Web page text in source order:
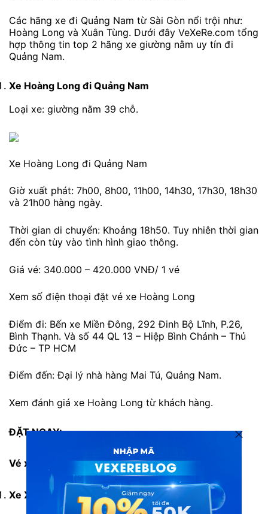
Các hãng xe đi Quảng Nam từ Sài Gòn nổi trội như:
Hoàng Long và Xuân Tùng. Dưới đây VeXeRe.com tổng
hợp thông tin top 2 hãng xe giường nằm uy tín đi
Quảng Nam.
Xe Hoàng Long đi Quảng Nam
Loại xe: giường nằm 39 chỗ.
Xe Hoàng Long đi Quảng Nam
Giờ xuất phát: 7h00, 8h00, 11h00, 14h30, 17h30, 18h30
và 21h00 hàng ngày.
Thời gian di chuyển: Khoảng 18h50. Tuy nhiên thời gian
đến còn tùy vào tình hình giao thông.
Giá vé: 340.000 – 420.000 VNĐ/ 1 vé
Xem số điện thoại đặt vé xe Hoàng Long
Điểm đi: Bến xe Miền Đông, 292 Đinh Bộ Lĩnh, P.26,
Bình Thạnh. Và số 44 QL 13 – Hiệp Bình Chánh – Thủ
Đức – TP HCM
Điểm đến: Đại lý nhà hàng Mai Tú, Quảng Nam.
Xem đánh giá xe Hoàng Long từ khách hàng.
ĐẶT NGAY:
Vé xe Hoàng Long đi Quảng Nam từ Sài Gòn
Xe Xuân Tùng
đi Quảng Nam